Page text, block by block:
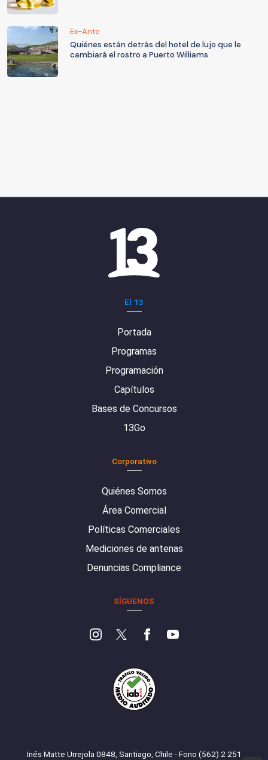
Ex-Ante
Quiénes están detrás del hotel de lujo que le
cambiará el rostro a Puerto Williams
El 13
Portada
Programas
Programación
Capítulos
Bases de Concursos
13Go
Corporativo
Quiénes Somos
Área Comercial
Políticas Comerciales
Mediciones de antenas
Denuncias Compliance
SÍGUENOS
Inés Matte Urrejola 0848, Santiago, Chile - Fono (562) 2 251